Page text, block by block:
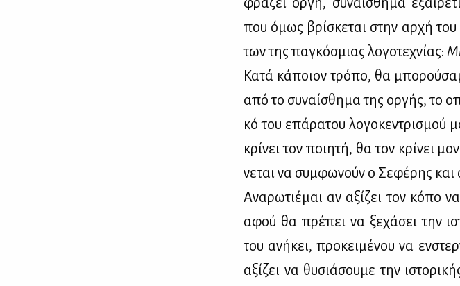
που όμως βρί­σκε­ται στην αρ­χή
των της πα­γκό­σμιας λο­γο­τε­χνί­ας:
Κα­τά κά­ποιον τρό­πο, θα
από το συ­ναί­σθη­μα της ορ­γής, το
κό του επά­ρα­του λο­γο­κε­ντρι­σμού
κρί­νει τον ποι­η­τή, θα τον κρί­νει
νε­ται να συμ­φω­νούν ο Σε­φέ­ρης και
Ανα­ρω­τιέ­μαι αν αξί­ζει τον κό­πο
αφού θα πρέ­πει να ξε­χά­σει την
του ανή­κει, προ­κει­μέ­νου να
αξί­ζει να θυ­σιά­σου­με την